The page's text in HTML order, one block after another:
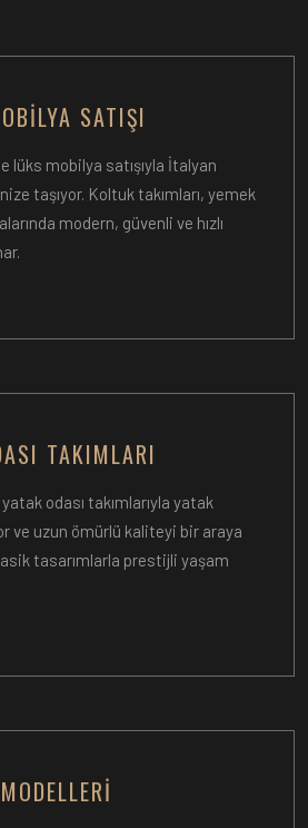
SATIŞI
lüks mobilya satışıyla İtalyan
taşıyor. Koltuk takımları, yemek
modern, güvenli ve hızlı
TAKIMLARI
odası takımlarıyla yatak
ve uzun ömürlü kaliteyi bir araya
tasarımlarla prestijli yaşam